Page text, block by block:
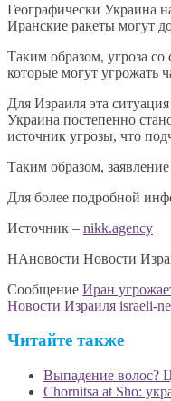
Географически Украина
Иранские ракеты могут
Таким образом, угроза со
которые могут угрожать
Для Израиля эта
Украина постепенно
источник угрозы, что
Таким образом,
Для более подробной
Источник – nikk.agency
НАновости Новости
Сообщение Иран
Новости Израиля israeli-
Читайте также
Выпадение волос?
Chornitsa at Sho: